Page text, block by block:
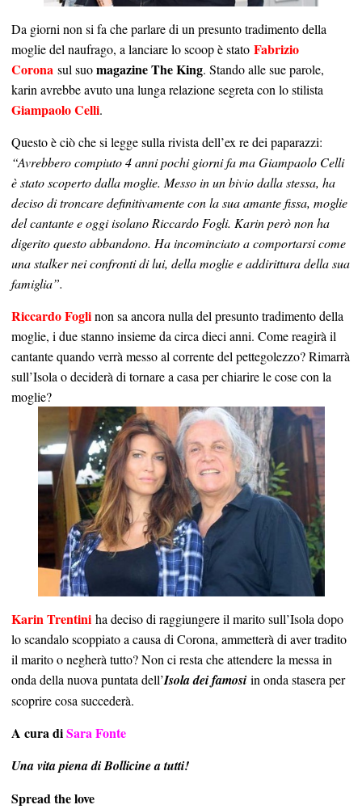
Da giorni non si fa che parlare di un presunto tradimento della
moglie del naufrago, a lanciare lo scoop è stato Fabrizio
Corona sul suomagazine The King. Stando alle sue parole,
karin avrebbe avuto una lunga relazione segreta con lo stilista
Giampaolo Celli.
Questo è ciò che si legge sulla rivista dell’ex re dei paparazzi:
“Avrebbero compiuto 4 anni pochi giorni fa ma Giampaolo Celli
è stato scoperto dalla moglie. Messo in un bivio dalla stessa, ha
deciso di troncare definitivamente con la sua amante fissa, moglie
del cantante e oggi isolano Riccardo Fogli. Karin però non ha
digerito questo abbandono. Ha incominciato a comportarsi come
una stalker nei confronti di lui, della moglie e addirittura della sua
famiglia”.
Riccardo Foglinon sa ancora nulla del presunto tradimento della
moglie, i due stanno insieme da circa dieci anni. Come reagirà il
cantante quando verrà messo al corrente del pettegolezzo? Rimarrà
sull’Isola o deciderà di tornare a casa per chiarire le cose con la
moglie?
Karin Trentini ha deciso di raggiungere il marito sull’Isola dopo
lo scandalo scoppiato a causa di Corona, ammetterà di aver tradito
il marito o negherà tutto? Non ci resta che attendere la messa in
onda della nuova puntata dell’Isola dei famosi in onda stasera per
scoprire cosa succederà.
A cura diSara Fonte
Una vita piena di Bollicine a tutti!
Spread the love